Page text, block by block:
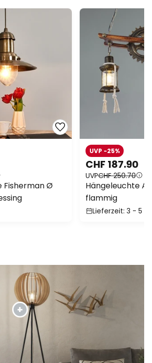
Fisherman Ø
CHF 187.90
UVPCHF 250.70
UVP -25%
Hängeleuchte
flammig
Lieferzeit: 3 - 5